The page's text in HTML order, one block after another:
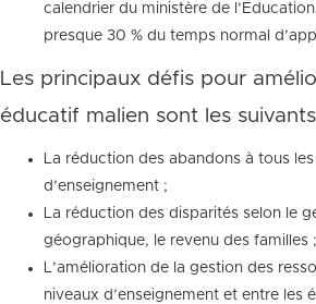
calendrier du ministère de
presque 30 % du temps normal
Les principaux défis pour
éducatif malien sont les
La réduction des abandons à tous
d’enseignement ;
La réduction des disparités selon le
géographique, le revenu des familles ;
L’amélioration de la gestion des
niveaux d’enseignement et entre les